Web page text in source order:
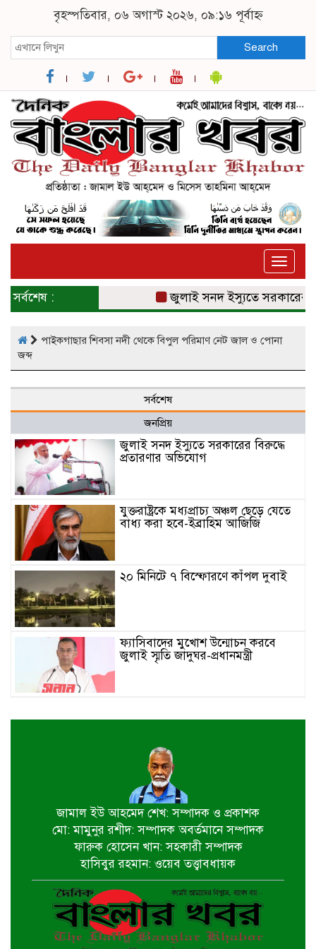
বৃহস্পতিবার, ০৬ অগাস্ট ২০২৬, ০৯:১৬ পূর্বাহ্ন
Search
Toggle
সর্বশেষ : জুলাই সনদ ইস্যুতে সরকারের
পাইকগাছার শিবসা নদী থেকে বিপুল পরিমাণ নেট জাল ও পোনা
জব্দ
সর্বশেষ
জনপ্রিয়
জুলাই সনদ ইস্যুতে সরকারের বিরুদ্ধে
প্রতারণার অভিযোগ
যুক্তরাষ্ট্রকে মধ্যপ্রাচ্য অঞ্চল ছেড়ে যেতে
বাধ্য করা হবে-ইব্রাহিম আজিজি
২০ মিনিটে ৭ বিস্ফোরণে কাঁপল দুবাই
ফ্যাসিবাদের মুখোশ উন্মোচন করবে
জুলাই স্মৃতি জাদুঘর-প্রধানমন্ত্রী
সম্মান দেয়া রাষ্ট্রের পবিত্র দায়িত্ব-ভারপ্রাপ্ত
৫ আগস্ট স্বাধীনতাপ্রিয় মানুষের বিজয়ের
দিন-প্রধানমন্ত্রী
পাইকগাছায় জুলাই গণঅভ্যুত্থান দিবস
পালিত
বটিয়াঘাটায় জুলাই গণঅভ্যুত্থান দিবস
উপলক্ষ্যে পুরস্কার বিতরণ ও সভা অনুষ্ঠিত
জামাল ইউ আহমেদ শেখ: সম্পাদক ও প্রকাশক
মো: মামুনুর রশীদ: সম্পাদক অবর্তমানে সম্পাদক
ফারুক হোসেন খান: সহকারী সম্পাদক
হাসিবুর রহমান: ওয়েব তত্ত্বাবধায়ক